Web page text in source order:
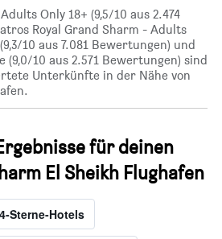
Only 18+ (9,5/10 aus 2.474
Royal Grand Sharm - Adults
10 aus 7.081 Bewertungen) und
(9,0/10 aus 2.571 Bewertungen) sind
Unterkünfte in der Nähe von
für deinen
El Sheikh Flughafen
4-Sterne-Hotels